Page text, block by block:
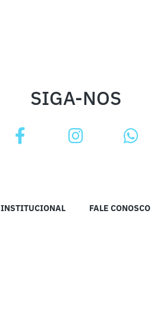
SIGA-NOS
INSTITUCIONAL FALE CONOSCO